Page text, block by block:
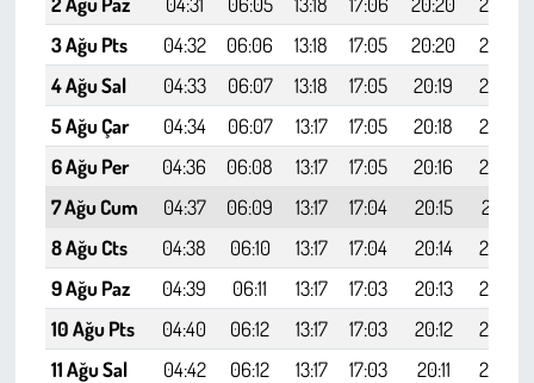
3 Ağu Pts
04:32 06:06 13:18 17:05 20:20
21:47
4 Ağu Sal
04:33 06:07 13:18 17:05 20:19
21:46
5 Ağu Çar
04:34 06:07 13:17 17:05 20:18
21:44
6 Ağu Per
04:36 06:08 13:17 17:05 20:16
21:43
7 Ağu Cum
04:37 06:09 13:17 17:04 20:15
21:41
8 Ağu Cts
04:38 06:10 13:17 17:04 20:14
21:40
9 Ağu Paz
04:39 06:11 13:17 17:03 20:13
21:39
10 Ağu Pts
04:40 06:12 13:17 17:03 20:12
21:37
11 Ağu Sal
04:42 06:12 13:17 17:03 20:11
21:36